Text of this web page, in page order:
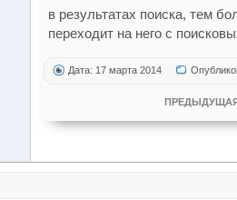
в результатах поиска, тем
переходит на него с
Дата: 17 марта 2014